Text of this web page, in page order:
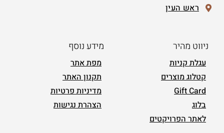
ראש העין
ניווט מהיר
עגלת קניות
קטלוג מוצרים
Gift Card
בלוג
לאתר הפרויקטים
מידע נוסף
מפת אתר
תקנון האתר
מדיניות פרטיות
הצהרת נגישות